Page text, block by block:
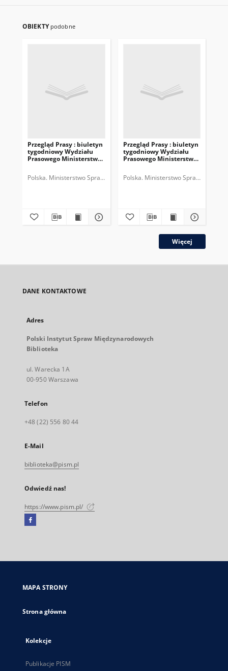
OBIEKTY podobne
Przegląd Prasy : biuletyn
tygodniowy Wydziału
Prasowego Ministerstwa
Polska. Ministerstwo Spraw Zagranicznych (1918-1939). Wydział
Przegląd Prasy : biuletyn
tygodniowy Wydziału
Prasowego Ministerstwa
Polska. Ministerstwo Spraw
Więcej
DANE KONTAKTOWE
Adres
Polski Instytut Spraw Międzynarodowych
Biblioteka
ul. Warecka 1A
00-950 Warszawa
Telefon
+48 (22) 556 80 44
E-Mail
biblioteka@pism.pl
Odwiedź nas!
https://www.pism.pl/
Facebook
się
karcie
MAPA STRONY
Strona główna
Kolekcje
Publikacje PISM